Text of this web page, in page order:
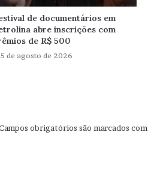
de documentários em
abre inscrições com
de R$ 500
5 de agosto de 2026
obrigatórios são marcados com